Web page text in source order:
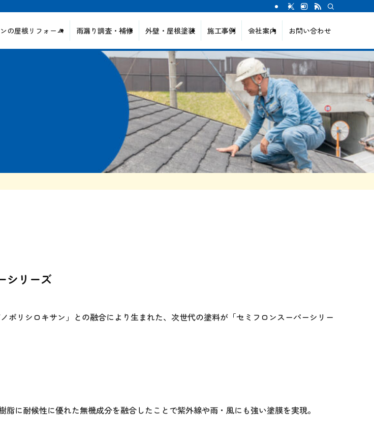
の屋根リフォーム 雨漏り調査・補修 外壁・屋根塗装 施工事例 会社案内 お問い合わせ
シリーズ
リシロキサン」との融合により生まれた、次世代の塗料が「セミフロンスーパーシリー
脂に耐候性に優れた無機成分を融合したことで紫外線や雨・風にも強い塗膜を実現。